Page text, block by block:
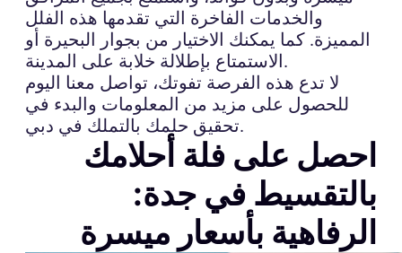
والخدمات الفاخرة التي تقدمها هذه الفلل
المميزة. كما يمكنك الاختيار من بجوار البحيرة أو
الاستمتاع بإطلالة خلابة على المدينة.
لا تدع هذه الفرصة تفوتك، تواصل معنا اليوم
للحصول على مزيد من المعلومات والبدء في
تحقيق حلمك بالتملك في دبي.
احصل على فلة أحلامك
بالتقسيط في جدة:
الرفاهية بأسعار ميسرة